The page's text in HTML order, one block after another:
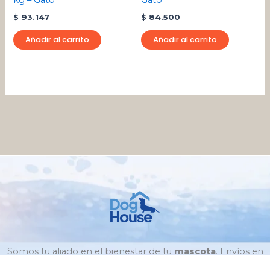
$ 93.147
Añadir al carrito
$ 84.500
Añadir al carrito
Somos tu aliado en el bienestar de tu mascota. Envíos en